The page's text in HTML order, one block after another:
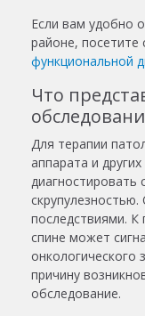
Если вам удобно
районе, посетите
функциональной
Что
Для терапии
аппарата и
диагностировать
последствиями.
спине может
онкологического
причину
обследование.